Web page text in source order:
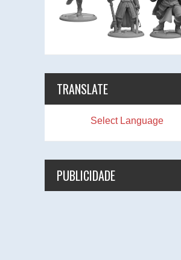
TRANSLATE
Select Language
PUBLICIDADE